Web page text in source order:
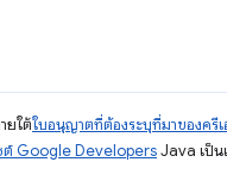
ยใต้ใบอนุญาตที่ต้องระบุที่มาของค
ต์ Google DevelopersJava เป็น